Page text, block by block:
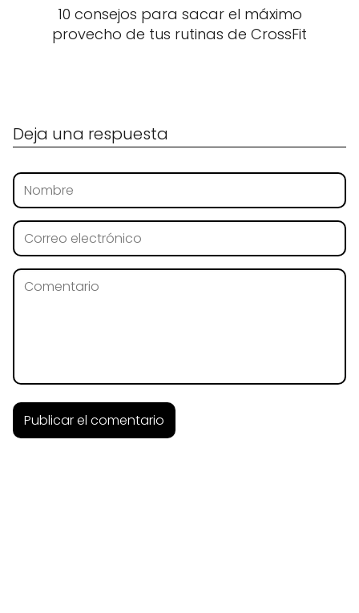
10 consejos para sacar el máximo
provecho de tus rutinas de CrossFit
Deja una respuesta